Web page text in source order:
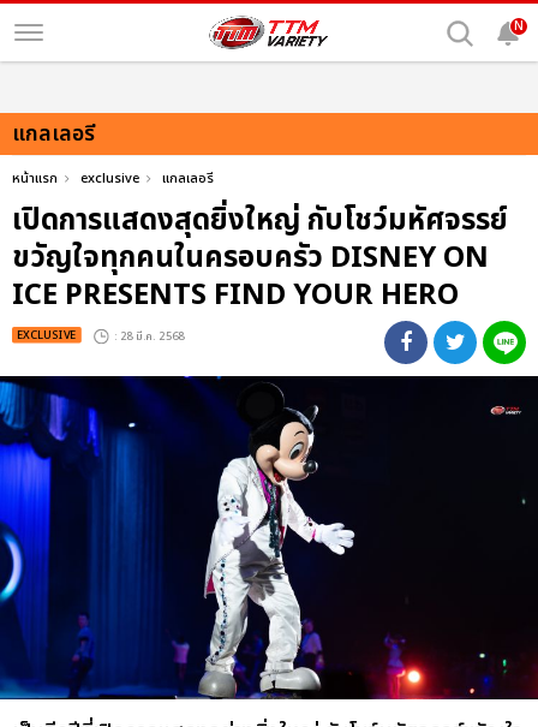
N
แกลเลอรี
หน้าแรก exclusive แกลเลอรี
เปิดการแสดงสุดยิ่งใหญ่ กับโชว์มหัศจรรย์
ขวัญใจทุกคนในครอบครัว DISNEY ON
ICE PRESENTS FIND YOUR HERO
EXCLUSIVE : 28 มี.ค. 2568